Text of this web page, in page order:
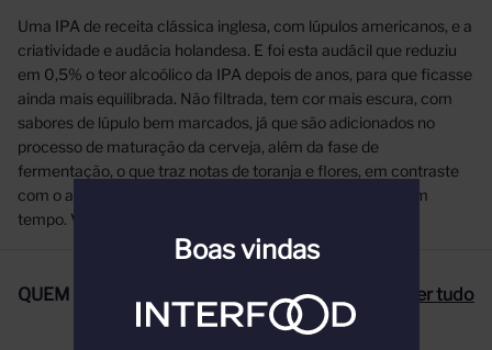
Uma IPA de receita clássica inglesa, com lúpulos americanos, e a
criatividade e audácia holandesa. E foi esta audácil que reduziu
em 0,5% o teor alcoólico da IPA depois de anos, para que ficasse
ainda mais equilibrada. Não filtrada, tem cor mais escura, com
sabores de lúpulo bem marcados, já que são adicionados no
processo de maturação da cerveja, além da fase de
fermentação, o que traz notas de toranja e flores, em contraste
com o amargor de final seco, que fica na boca por um bom
tempo. VALIDADE: 30/11/2021
QUEM COMPROU, COMPROU TAMBÉM Ver tudo
Boas vindas